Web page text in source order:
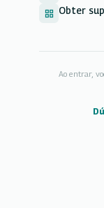
grid_view Obter
Ao entrar,